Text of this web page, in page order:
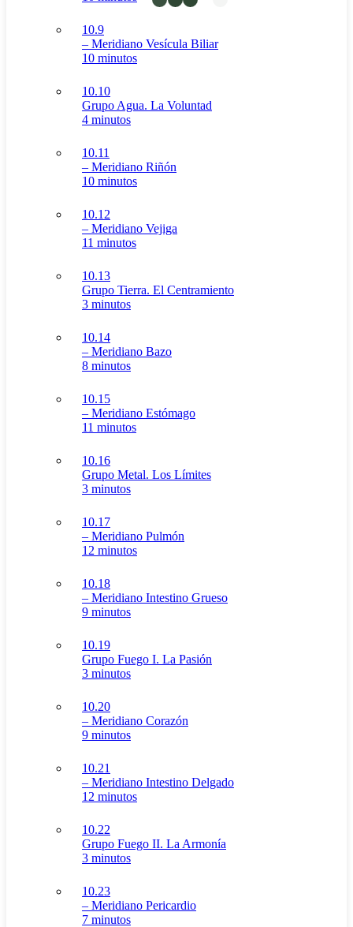
10.9
– Meridiano Vesícula Biliar
10 minutos
10.10
Grupo Agua. La Voluntad
4 minutos
10.11
– Meridiano Riñón
10 minutos
10.12
– Meridiano Vejiga
11 minutos
10.13
Grupo Tierra. El Centramiento
3 minutos
10.14
– Meridiano Bazo
8 minutos
10.15
– Meridiano Estómago
11 minutos
10.16
Grupo Metal. Los Límites
3 minutos
10.17
– Meridiano Pulmón
12 minutos
10.18
– Meridiano Intestino Grueso
9 minutos
10.19
Grupo Fuego I. La Pasión
3 minutos
10.20
– Meridiano Corazón
9 minutos
10.21
– Meridiano Intestino Delgado
12 minutos
10.22
Grupo Fuego II. La Armonía
3 minutos
10.23
– Meridiano Pericardio
7 minutos